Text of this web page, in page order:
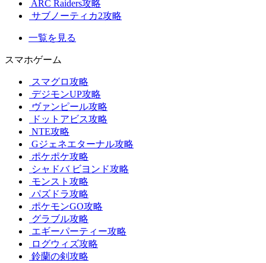
ARC Raiders攻略
サブノーティカ2攻略
一覧を見る
スマホゲーム
スマグロ攻略
デジモンUP攻略
ヴァンピール攻略
ドットアビス攻略
NTE攻略
Gジェネエターナル攻略
ポケポケ攻略
シャドバ ビヨンド攻略
モンスト攻略
パズドラ攻略
ポケモンGO攻略
グラブル攻略
エギーパーティー攻略
ログウィズ攻略
鈴蘭の剣攻略